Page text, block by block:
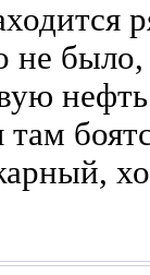
не было,
там